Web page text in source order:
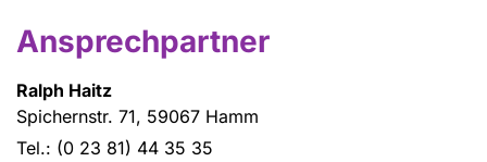
Ansprechpartner
Ralph Haitz
Spichernstr. 71, 59067 Hamm
Tel.: (0 23 81) 44 35 35